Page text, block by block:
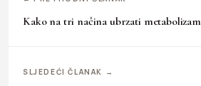
Kako na tri načina ubrzati metabolizam
SLJEDEĆI ČLANAK →